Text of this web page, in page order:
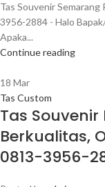
Tas Souvenir
3956-2884 - Halo
Apaka...
Continue reading
18 Mar
Tas Custom
Tas
Berkualitas,
0813-3956-